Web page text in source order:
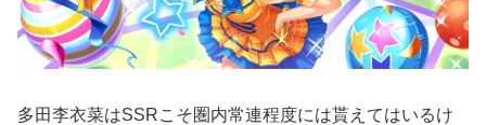
多田李衣菜はSSRこそ圏内常連程度には貰えてはいるけ